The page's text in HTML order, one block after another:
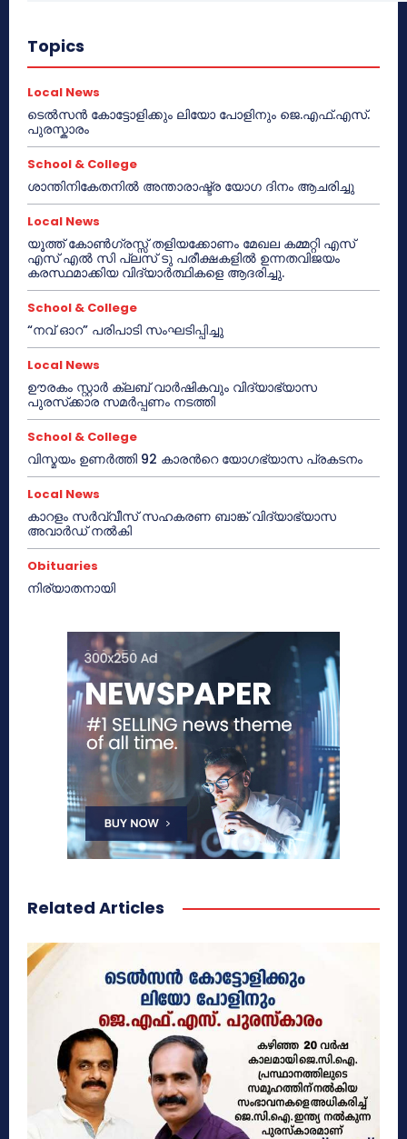
Topics
Local News
ടെൽസൻ കോട്ടോളിക്കും ലിയോ പോളിനും ജെ.എഫ്.എസ്.
പുരസ്കാരം
School & College
ശാന്തിനികേതനിൽ അന്താരാഷ്ട്ര യോഗ ദിനം ആചരിച്ചു
Local News
യൂത്ത് കോൺഗ്രസ്സ് തളിയക്കോണം മേഖല കമ്മറ്റി എസ്
എസ് എൽ സി പ്ലസ് ടു പരീക്ഷകളിൽ ഉന്നതവിജയം
കരസ്ഥമാക്കിയ വിദ്യാർത്ഥികളെ ആദരിച്ചു.
School & College
“നവ് ഓറ” പരിപാടി സംഘടിപ്പിച്ചു
Local News
ഊരകം സ്റ്റാർ ക്ലബ് വാർഷികവും വിദ്യാഭ്യാസ
പുരസ്‌ക്കാര സമർപ്പണം നടത്തി
School & College
വിസ്മയം ഉണർത്തി 92 കാരൻറെ യോഗഭ്യാസ പ്രകടനം
Local News
കാറളം സർവ്വീസ് സഹകരണ ബാങ്ക് വിദ്യാഭ്യാസ
അവാർഡ് നൽകി
Obituaries
നിര്യാതനായി
Related Articles